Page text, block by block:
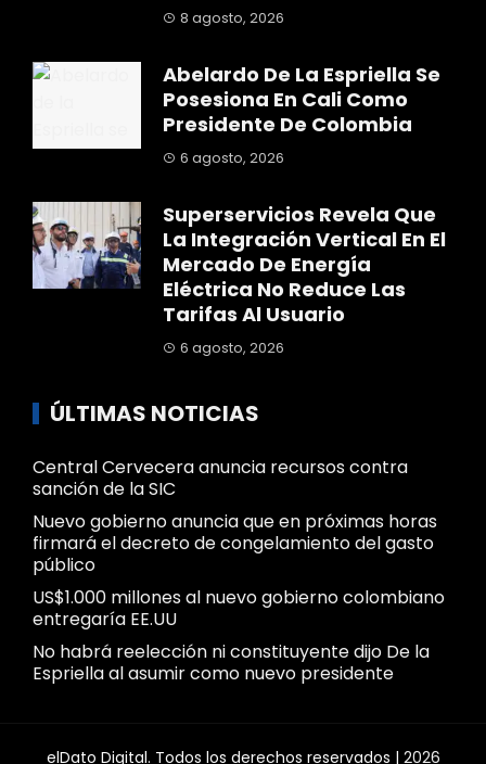
8 agosto, 2026
Abelardo De La Espriella Se
Posesiona En Cali Como
Presidente De Colombia
6 agosto, 2026
Superservicios Revela Que
La Integración Vertical En El
Mercado De Energía
Eléctrica No Reduce Las
Tarifas Al Usuario
6 agosto, 2026
ÚLTIMAS NOTICIAS
Central Cervecera anuncia recursos contra
sanción de la SIC
Nuevo gobierno anuncia que en próximas horas
firmará el decreto de congelamiento del gasto
público
US$1.000 millones al nuevo gobierno colombiano
entregaría EE.UU
No habrá reelección ni constituyente dijo De la
Espriella al asumir como nuevo presidente
elDato Digital. Todos los derechos reservados | 2026